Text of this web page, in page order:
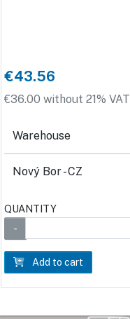
€43.56
€36.00 without 21% VAT
Warehouse
Nový Bor - CZ
QUANTITY
Add to cart